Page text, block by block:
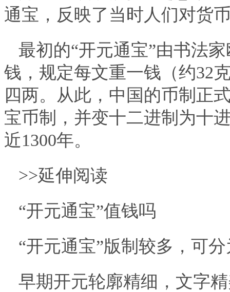
通宝，反映了当时人们对货
最初的“开元通宝”由书法
钱，规定每文重一钱（约32
四两。从此，中国的币制正
宝币制，并变十二进制为十
近1300年。
>>延伸阅读
“开元通宝”值钱吗
“开元通宝”版制较多，可
早期开元轮廓精细，文字